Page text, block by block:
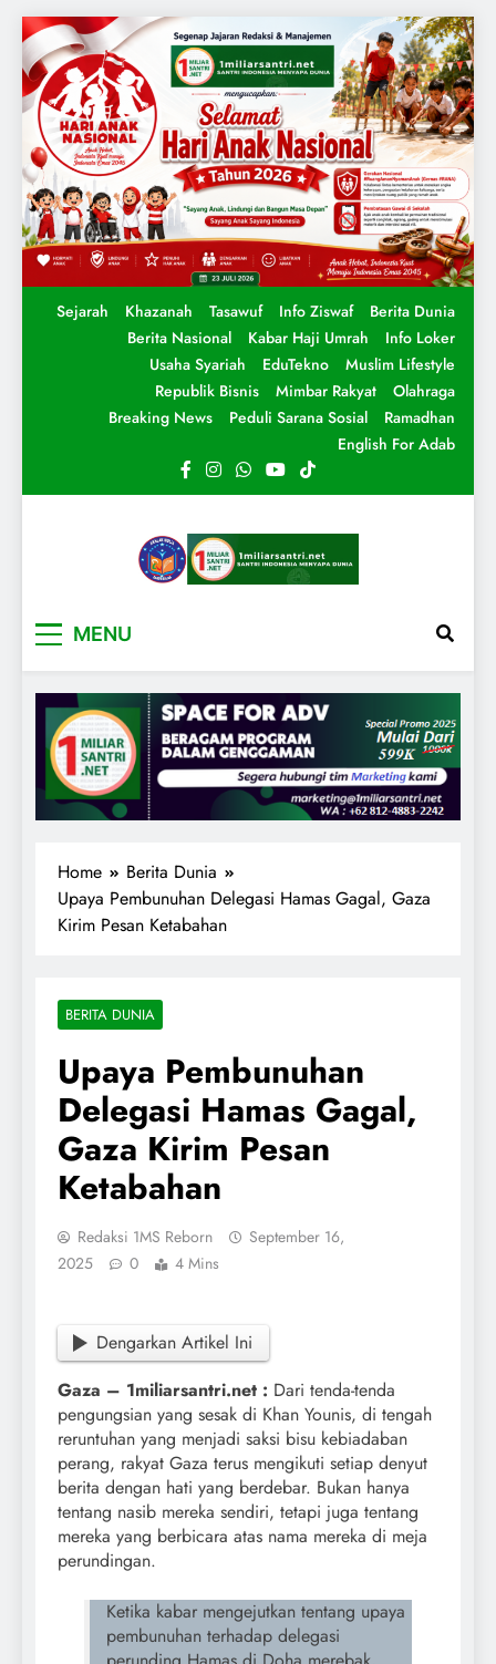
Sejarah Khazanah Tasawuf Info Ziswaf
Berita Dunia
Berita Nasional
Kabar Haji Umrah
Info Loker
Usaha Syariah
EduTekno
Muslim Lifestyle
Republik Bisnis
Mimbar Rakyat
Olahraga
Breaking News
Peduli Sarana Sosial
Ramadhan
English For Adab
MENU
Home
Berita Dunia
Upaya Pembunuhan Delegasi Hamas Gagal, Gaza
Kirim Pesan Ketabahan
BERITA DUNIA
Upaya Pembunuhan
Delegasi Hamas Gagal,
Gaza Kirim Pesan
Ketabahan
Redaksi 1MS Reborn
September 16,
2025
0 4 Mins
Dengarkan Artikel Ini
Gaza – 1miliarsantri.net : Dari tenda-tenda
pengungsian yang sesak di Khan Younis, di tengah
reruntuhan yang menjadi saksi bisu kebiadaban
perang, rakyat Gaza terus mengikuti setiap denyut
berita dengan hati yang berdebar. Bukan hanya
tentang nasib mereka sendiri, tetapi juga tentang
mereka yang berbicara atas nama mereka di meja
perundingan.
Ketika kabar mengejutkan tentang upaya
pembunuhan terhadap delegasi